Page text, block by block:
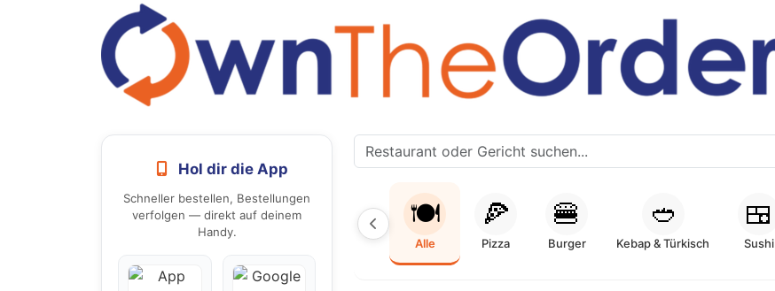
Hol dir die App
Schneller bestellen, Bestellungen
verfolgen — direkt auf deinem
Handy.
🍽️
Alle
🍕
Pizza
🍔
Burger
🥙
Kebap & Türkisch
🍱
Sushi